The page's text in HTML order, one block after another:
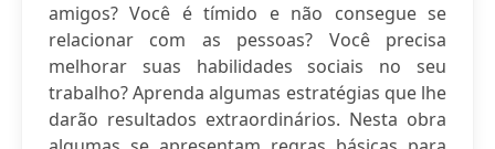
amigos? Você é tímido e não consegue se
relacionar com as pessoas? Você precisa
melhorar suas habilidades sociais no seu
trabalho? Aprenda algumas estratégias que lhe
darão resultados extraordinários. Nesta obra